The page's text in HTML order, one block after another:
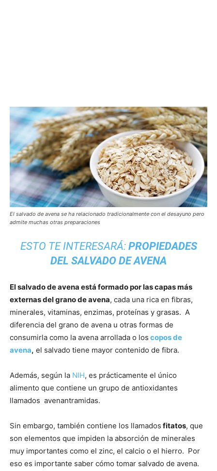
El salvado de avena se ha relacionado tradicionalmente con el desayuno pero
admite muchas otras preparaciones
ESTO TE INTERESARÁ: PROPIEDADES
DEL SALVADO DE AVENA
El salvado de avena está formado por las capas más
externas del grano de avena, cada una rica en fibras,
minerales, vitaminas, enzimas, proteínas y grasas. A
diferencia del grano de avena u otras formas de
consumirla como la avena arrollada o los copos de
avena, el salvado tiene mayor contenido de fibra.
Además, según la NIH, es prácticamente el único
alimento que contiene un grupo de antioxidantes
llamados avenantramidas.
Sin embargo, también contiene los llamados fitatos, que
son elementos que impiden la absorción de minerales
muy importantes como el zinc, el calcio o el hierro. Por
eso es importante saber cómo tomar salvado de avena.